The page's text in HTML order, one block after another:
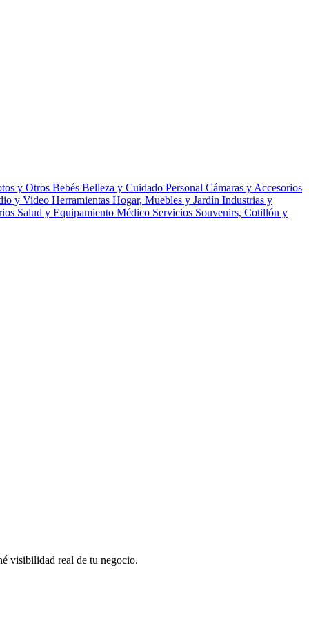
y Otros Bebés Belleza y Cuidado Personal Cámaras y Accesorios
y Video Herramientas Hogar, Muebles y Jardín Industrias y
Salud y Equipamiento Médico Servicios Souvenirs, Cotillón y
visibilidad real de tu negocio.